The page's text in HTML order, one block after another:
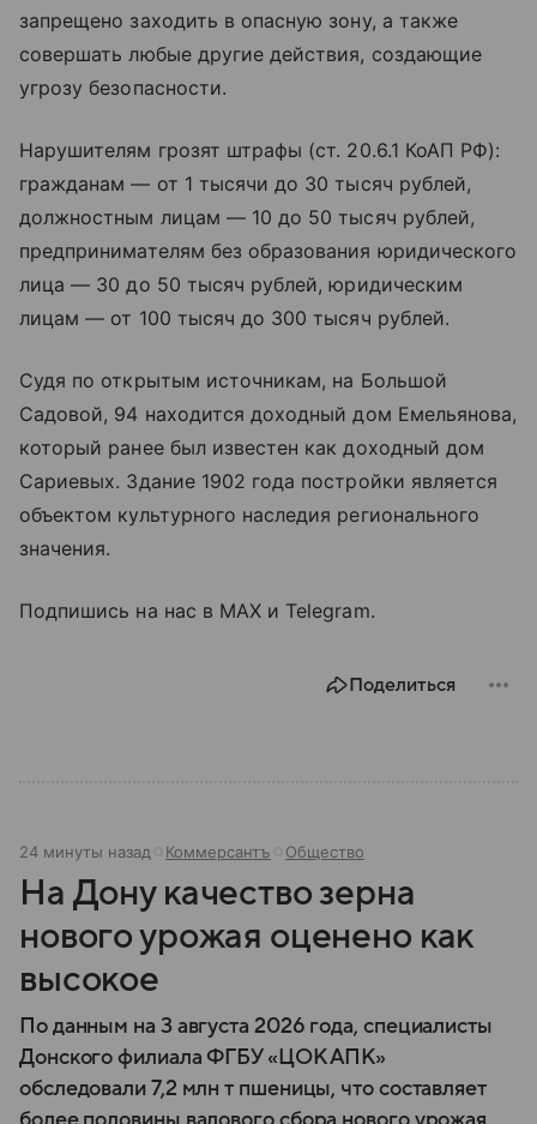
запрещено заходить в опасную зону, а также
совершать любые другие действия, создающие
угрозу безопасности.
Нарушителям грозят штрафы (ст. 20.6.1 КоАП РФ):
гражданам — от 1 тысячи до 30 тысяч рублей,
должностным лицам — 10 до 50 тысяч рублей,
предпринимателям без образования юридического
лица — 30 до 50 тысяч рублей, юридическим
лицам — от 100 тысяч до 300 тысяч рублей.
Судя по открытым источникам, на Большой
Садовой, 94 находится доходный дом Емельянова,
который ранее был известен как доходный дом
Сариевых. Здание 1902 года постройки является
объектом культурного наследия регионального
значения.
Подпишись на нас в MAX и Telegram.
Поделиться
24 минуты назад Коммерсантъ Общество
На Дону качество зерна
нового урожая оценено как
высокое
По данным на 3 августа 2026 года, специалисты
Донского филиала ФГБУ «ЦОК АПК»
обследовали 7,2 млн т пшеницы, что составляет